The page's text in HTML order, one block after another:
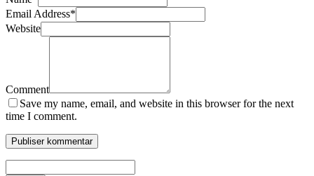
Email Address*
Website
Comment
Save my name, email, and website in this browser for the next
time I comment.